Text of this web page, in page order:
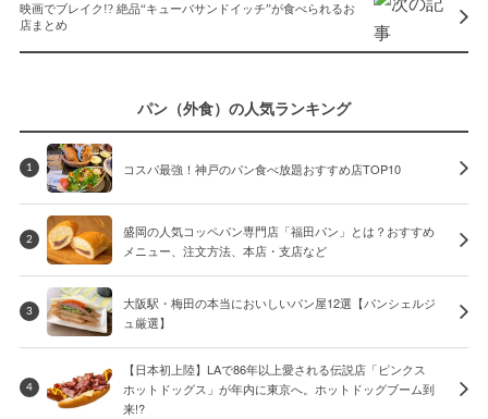
映画でブレイク!? 絶品“キューバサンドイッチ”が食べられるお
店まとめ
パン（外食）の人気ランキング
1 コスパ最強！神戸のパン食べ放題おすすめ店TOP10
2
盛岡の人気コッペパン専門店「福田パン」とは？おすすめ
メニュー、注文方法、本店・支店など
3
大阪駅・梅田の本当においしいパン屋12選【パンシェルジ
ュ厳選】
4
【日本初上陸】LAで86年以上愛される伝説店「ピンクス
ホットドッグス」が年内に東京へ。ホットドッグブーム到
来!?